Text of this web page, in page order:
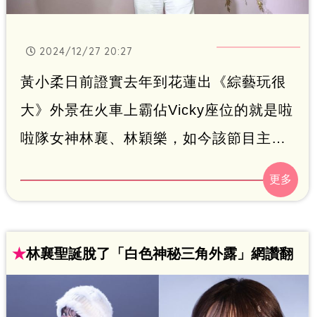
2024/12/27 20:27
黃小柔日前證實去年到花蓮出《綜藝玩很
大》外景在火車上霸佔Vicky座位的就是啦
啦隊女神林襄、林穎樂，如今該節目主持
人吳宗憲今晚出席愛雅婚宴，被問到此風
★林襄聖誕脫了「白色神秘三角外露」網讚翻